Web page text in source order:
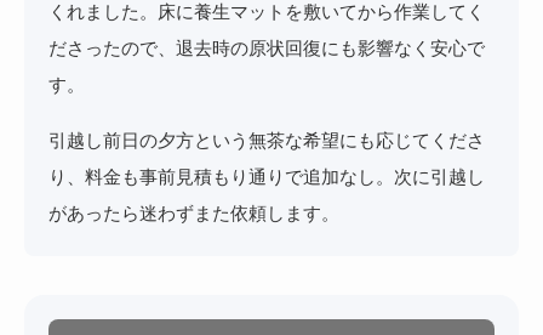
くれました。床に養生マットを敷いてから作業してく
ださったので、退去時の原状回復にも影響なく安心で
す。
引越し前日の夕方という無茶な希望にも応じてくださ
り、料金も事前見積もり通りで追加なし。次に引越し
があったら迷わずまた依頼します。